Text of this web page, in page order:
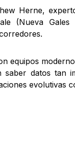
Herne,
(Nueva
equipos
saber datos tan
evolutivas